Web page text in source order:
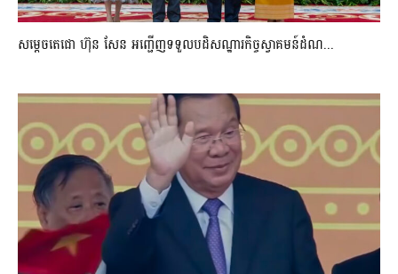
សម្តេចតេជោ ហ៊ុន សែន អញ្ជើញទទួលបដិសណ្ឋារកិច្ចស្វាគមន៍ដំណ...